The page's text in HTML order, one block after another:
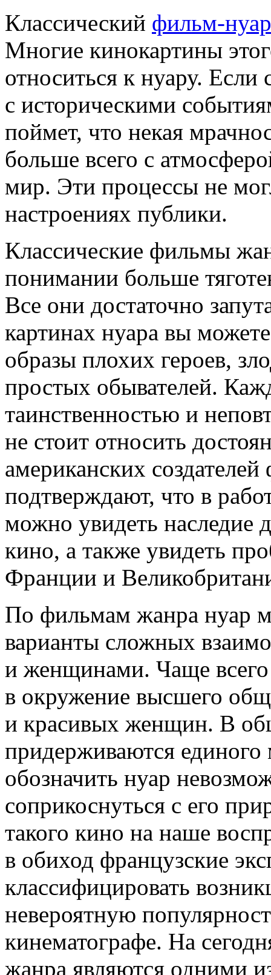
Классический фильм-нуар
Многие кинокартины
относиться к нуару. Если
с историческими
поймет, что некая
больше всего с
мир. Эти процессы не
настроениях публики.
Классические фильмы
понимании больше
Все они достаточно
картинах нуара вы
образы плохих героев,
простых обывателей.
таинственностью и
не стоит относить
американских
подтверждают, что в
можно увидеть наследие
кино, а также увидеть
Франции и
По фильмам жанра нуар
варианты сложных
и женщинами. Чаще
в окружение высшего
и красивых женщин. В
придерживаются единого
обозначить нуар
соприкоснуться с его
такого кино на наше
в обиход французские
классифицировать
невероятную
кинематографе. На
жанра являются одними